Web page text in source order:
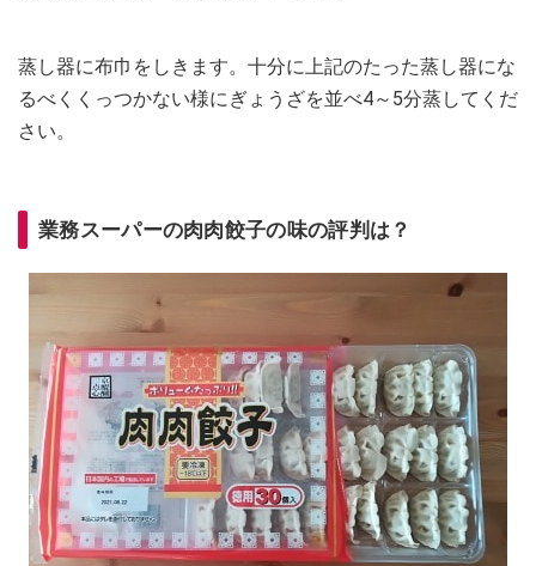
蒸し器に布巾をしきます。十分に上記のたった蒸し器にな
るべくくっつかない様にぎょうざを並べ4～5分蒸してくだ
さい。
業務スーパーの肉肉餃子の味の評判は？